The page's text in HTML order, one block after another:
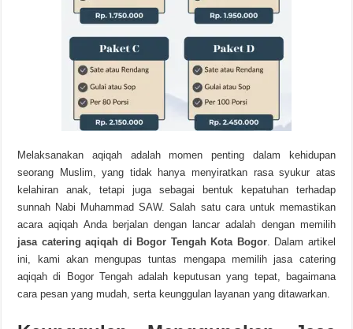
Melaksanakan aqiqah adalah momen penting dalam kehidupan
seorang Muslim, yang tidak hanya menyiratkan rasa syukur atas
kelahiran anak, tetapi juga sebagai bentuk kepatuhan terhadap
sunnah Nabi Muhammad SAW. Salah satu cara untuk memastikan
acara aqiqah Anda berjalan dengan lancar adalah dengan memilih
jasa catering aqiqah di Bogor Tengah Kota Bogor. Dalam artikel
ini, kami akan mengupas tuntas mengapa memilih jasa catering
aqiqah di Bogor Tengah adalah keputusan yang tepat, bagaimana
cara pesan yang mudah, serta keunggulan layanan yang ditawarkan.